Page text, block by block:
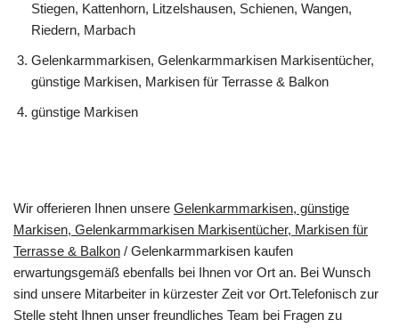
Stiegen, Kattenhorn, Litzelshausen, Schienen, Wangen,
Riedern, Marbach
Gelenkarmmarkisen, Gelenkarmmarkisen Markisentücher,
günstige Markisen, Markisen für Terrasse & Balkon
günstige Markisen
Wir offerieren Ihnen unsere Gelenkarmmarkisen, günstige
Markisen, Gelenkarmmarkisen Markisentücher, Markisen für
Terrasse & Balkon / Gelenkarmmarkisen kaufen
erwartungsgemäß ebenfalls bei Ihnen vor Ort an. Bei Wunsch
sind unsere Mitarbeiter in kürzester Zeit vor Ort.Telefonisch zur
Stelle steht Ihnen unser freundliches Team bei Fragen zu